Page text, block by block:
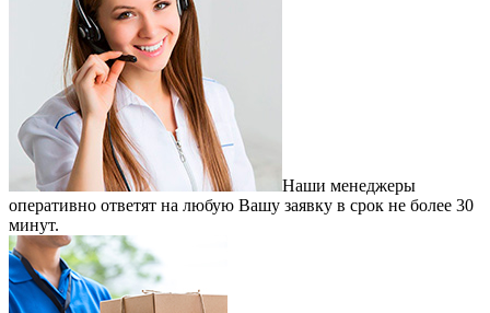
Наши менеджеры
оперативно ответят на любую Вашу заявку в срок не более 30
минут.